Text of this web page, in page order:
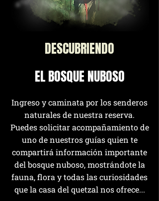
DESCUBRIENDO
EL BOSQUE NUBOSO
Ingreso y caminata por los senderos
naturales de nuestra reserva.
Puedes solicitar acompañamiento de
uno de nuestros guías quien te
compartirá información importante
del bosque nuboso, mostrándote la
fauna, flora y todas las curiosidades
que la casa del quetzal nos ofrece...